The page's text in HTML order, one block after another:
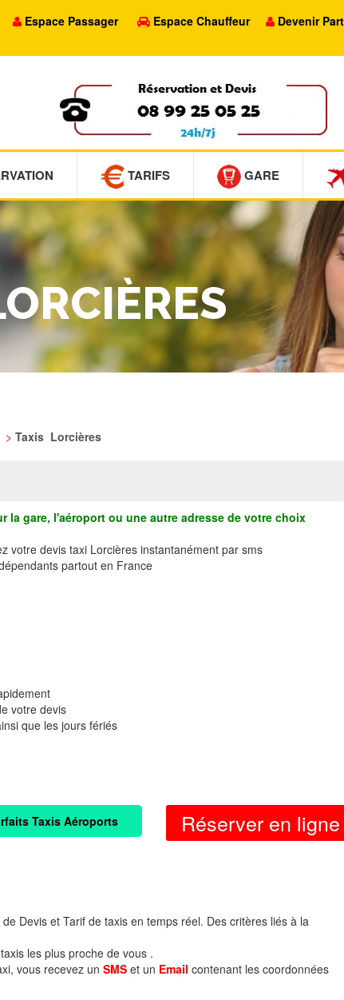
Espace Passager Espace Chauffeur Devenir
TARIFS GARE
> Taxis Lorcières
gare, l'aéroport ou une autre adresse de votre choix
votre devis taxi Lorcières instantanément par sms
partout en France
votre devis
que les jours fériés
Taxis Aéroports Réserver en ligne
Devis et Tarif de taxis en temps réel. Des critères liés à la
les plus proche de vous .
vous recevez un SMS et un Email contenant les coordonnées